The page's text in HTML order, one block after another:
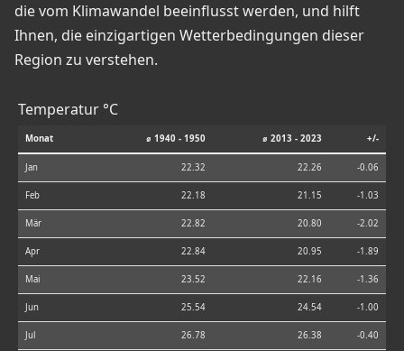
die vom Klimawandel beeinflusst werden, und hilft
Ihnen, die einzigartigen Wetterbedingungen dieser
Region zu verstehen.
Temperatur °C
Monat ⌀ 1940 - 1950 ⌀ 2013 - 2023 +/-
Jan 22.32 22.26 -0.06
Feb 22.18 21.15 -1.03
Mär 22.82 20.80 -2.02
Apr 22.84 20.95 -1.89
Mai 23.52 22.16 -1.36
Jun 25.54 24.54 -1.00
Jul 26.78 26.38 -0.40